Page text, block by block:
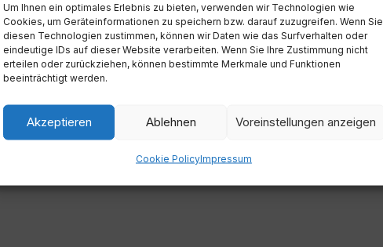
Um Ihnen ein optimales Erlebnis zu bieten, verwenden wir Technologien wie
Cookies, um Geräteinformationen zu speichern bzw. darauf zuzugreifen. Wenn Sie
diesen Technologien zustimmen, können wir Daten wie das Surfverhalten oder
eindeutige IDs auf dieser Website verarbeiten. Wenn Sie Ihre Zustimmung nicht
erteilen oder zurückziehen, können bestimmte Merkmale und Funktionen
beeinträchtigt werden.
Akzeptieren Ablehnen Voreinstellungen anzeigen
Cookie PolicyImpressum
Nächste
Entwurf 1. Nachtragsvoranschlag 2024